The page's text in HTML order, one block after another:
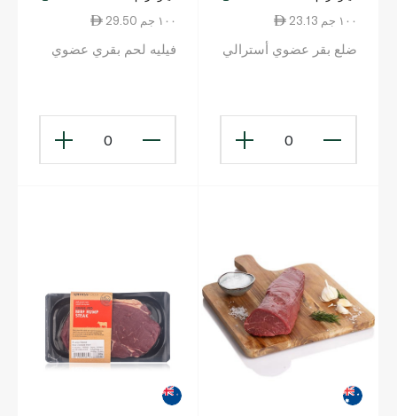
23.13 ١٠٠ جم
ضلع بقر عضوي أسترالي
0
29.50 ١٠٠ جم
فيليه لحم بقري عضوي
0